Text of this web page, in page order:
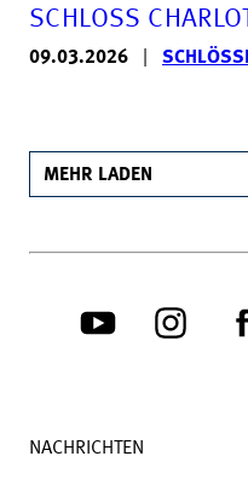
SCHLOSS
09.03.2026
MEHR LADEN
NACHRICHTEN